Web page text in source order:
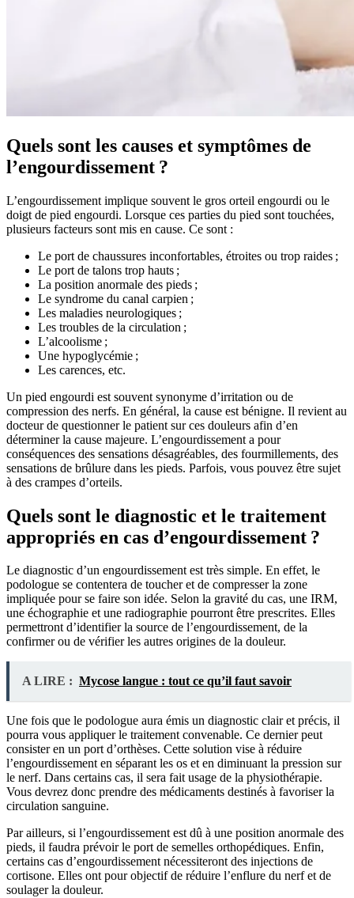
Quels sont les causes et symptômes de
l’engourdissement ?
L’engourdissement implique souvent le gros orteil engourdi ou le
doigt de pied engourdi. Lorsque ces parties du pied sont touchées,
plusieurs facteurs sont mis en cause. Ce sont :
Le port de chaussures inconfortables, étroites ou trop raides ;
Le port de talons trop hauts ;
La position anormale des pieds ;
Le syndrome du canal carpien ;
Les maladies neurologiques ;
Les troubles de la circulation ;
L’alcoolisme ;
Une hypoglycémie ;
Les carences, etc.
Un pied engourdi est souvent synonyme d’irritation ou de
compression des nerfs. En général, la cause est bénigne. Il revient au
docteur de questionner le patient sur ces douleurs afin d’en
déterminer la cause majeure. L’engourdissement a pour
conséquences des sensations désagréables, des fourmillements, des
sensations de brûlure dans les pieds. Parfois, vous pouvez être sujet
à des crampes d’orteils.
Quels sont le diagnostic et le traitement
appropriés en cas d’engourdissement ?
Le diagnostic d’un engourdissement est très simple. En effet, le
podologue se contentera de toucher et de compresser la zone
impliquée pour se faire son idée. Selon la gravité du cas, une IRM,
une échographie et une radiographie pourront être prescrites. Elles
permettront d’identifier la source de l’engourdissement, de la
confirmer ou de vérifier les autres origines de la douleur.
A LIRE : Mycose langue : tout ce qu’il faut savoir
Une fois que le podologue aura émis un diagnostic clair et précis, il
pourra vous appliquer le traitement convenable. Ce dernier peut
consister en un port d’orthèses. Cette solution vise à réduire
l’engourdissement en séparant les os et en diminuant la pression sur
le nerf. Dans certains cas, il sera fait usage de la physiothérapie.
Vous devrez donc prendre des médicaments destinés à favoriser la
circulation sanguine.
Par ailleurs, si l’engourdissement est dû à une position anormale des
pieds, il faudra prévoir le port de semelles orthopédiques. Enfin,
certains cas d’engourdissement nécessiteront des injections de
cortisone. Elles ont pour objectif de réduire l’enflure du nerf et de
soulager la douleur.